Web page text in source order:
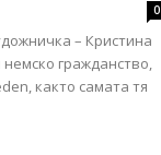
0
– Кристина
гражданство,
както самата тя